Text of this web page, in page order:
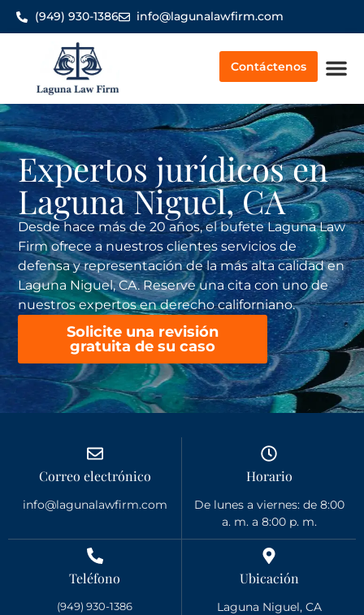
(949) 930-1386 info@lagunalawfirm.com
Contáctenos
Expertos jurídicos en
Laguna Niguel, CA
Desde hace más de 20 años, el bufete Laguna Law
Firm ofrece a nuestros clientes servicios de
defensa y representación de la más alta calidad en
Laguna Niguel, CA. Reserve una cita con uno de
nuestros expertos en derecho californiano.
Solicite una revisión
gratuita de su caso
Teléfono
(949) 930-1386
Ubicación
Laguna Niguel, CA
Correo electrónico
info@lagunalawfirm.com
Horario
De lunes a viernes: de 8:00
a. m. a 8:00 p. m.